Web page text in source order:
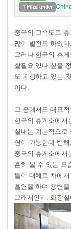
Filed under
중국의 고속도로
많이 발전도 하였다.
그러나 한국의 휴
할필요 있나 싶을
또 지향하고 있는
이다.
그 중에서도 대표
한국의 휴게소에서
실내는 기본적으로
연이 가능한데 반해,
중국의 휴게소에서
흔히 볼 수 있는 모
들이 대체로 차에
흡연을 하며 용변
그래서인지, 화장